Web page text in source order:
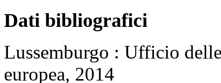
Dati bibliografici
Lussemburgo : Ufficio
europea, 2014